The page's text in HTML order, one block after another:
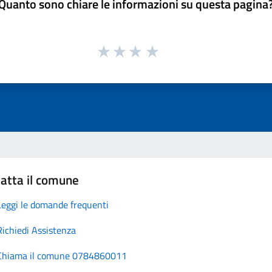
sono chiare le informazioni su questa
il comune
le domande frequenti
Assistenza
il comune 0784860011